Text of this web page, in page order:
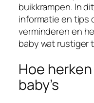
buikkrampen. In
informatie en tips
verminderen en
baby wat rustiger
Hoe
baby’s